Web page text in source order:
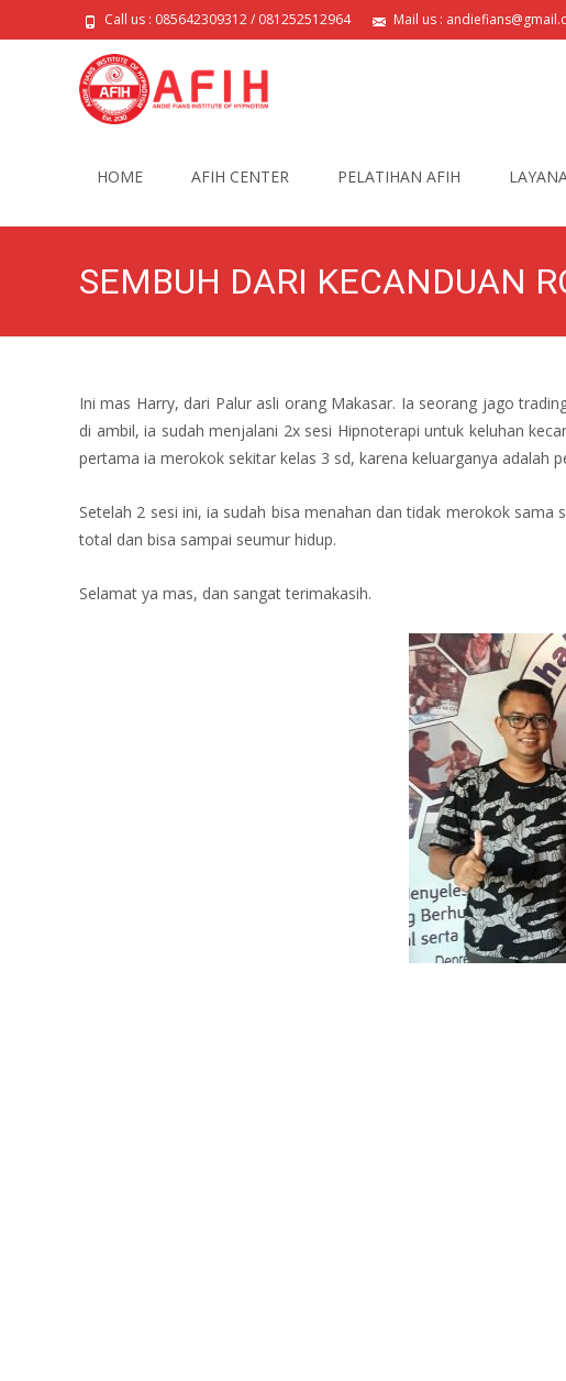
Call us : 085642309312 / 081252512964 Mail us :
HOME AFIH CENTER PELATIHAN AFIH
SEMBUH DARI KECANDUAN
Ini mas Harry, dari Palur asli orang Makasar. Ia seorang jago
di ambil, ia sudah menjalani 2x sesi Hipnoterapi untuk keluhan
pertama ia merokok sekitar kelas 3 sd, karena keluarganya adalah
Setelah 2 sesi ini, ia sudah bisa menahan dan tidak merokok
total dan bisa sampai seumur hidup.
Selamat ya mas, dan sangat terimakasih.